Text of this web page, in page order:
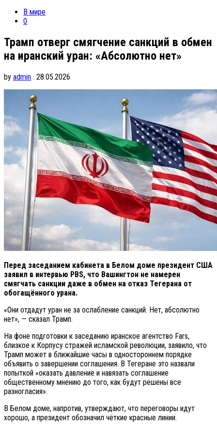
В мире
0
Трамп отверг смягчение санкций в обмен
на иранский уран: «Абсолютно нет»
by admin · 28.05.2026
Перед заседанием кабинета в Белом доме президент США
заявил в интервью PBS, что Вашингтон не намерен
смягчать санкции даже в обмен на отказ Тегерана от
обогащённого урана.
«Они отдадут уран не за ослабление санкций. Нет, абсолютно
нет», — сказал Трамп.
На фоне подготовки к заседанию иранское агентство Fars,
близкое к Корпусу стражей исламской революции, заявило, что
Трамп может в ближайшие часы в одностороннем порядке
объявить о завершении соглашения. В Тегеране это назвали
попыткой «оказать давление и навязать соглашение
общественному мнению до того, как будут решены все
разногласия».
В Белом доме, напротив, утверждают, что переговоры идут
хорошо, а президент обозначил чёткие красные линии.